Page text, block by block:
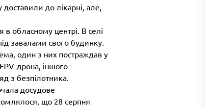
до лікарні, але,
обласному центрі. В селі
завалами свого будинку.
один з них постраждав у
дрона, іншого
з безпілотника.
досудове
що 28 серпня